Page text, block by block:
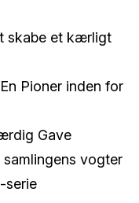
skabe et kærligt
Pioner inden for
Gave
vogter
serie